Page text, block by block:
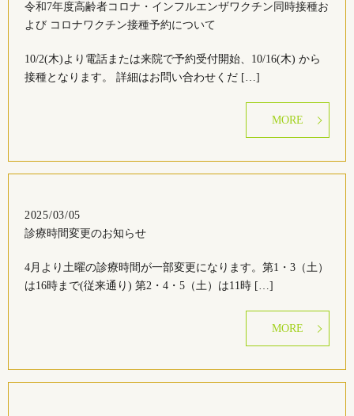
令和7年度高齢者コロナ・インフルエンザワクチン同時接種お
よび コロナワクチン接種予約について
10/2(木)より電話または来院で予約受付開始、10/16(木) から
接種となります。 詳細はお問い合わせくだ […]
MORE
2025/03/05
診療時間変更のお知らせ
4月より土曜の診療時間が一部変更になります。第1・3（土）
は16時まで(従来通り) 第2・4・5（土）は11時 […]
MORE